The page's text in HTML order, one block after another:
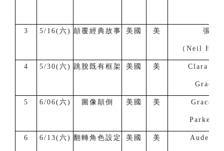
3 5/16(六) 顛覆經典故事 美國 美 張子
（Neil H.
4 5/30(六) 跳脫既有框架 美國 美 Clara
Grace
5 6/06(六) 圖像顛倒 美國 美 Grace
Parker
6 6/13(六) 翻轉角色設定 美國 美 Auden